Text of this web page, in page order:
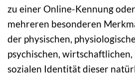
zu einer Online-Kennung
mehreren besonderen
der physischen,
psychischen,
sozialen Identität dieser